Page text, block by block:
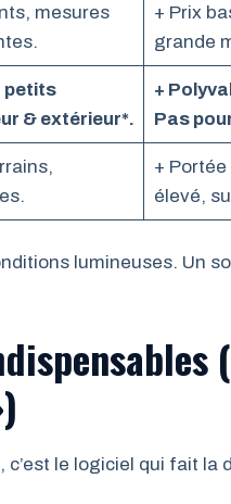
mesures
+ Prix
grande
petits
& extérieur*.
+
Pas
+
élevé,
lumineuses. Un
le logiciel qui fait